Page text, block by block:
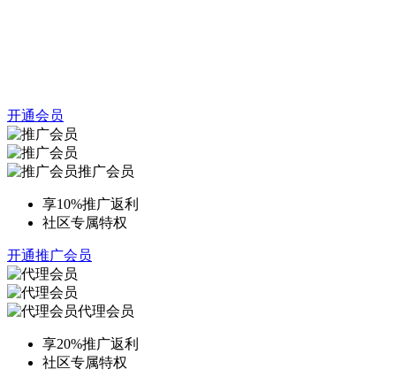
开通会员
推广会员
享10%推广返利
社区专属特权
开通推广会员
代理会员
享20%推广返利
社区专属特权